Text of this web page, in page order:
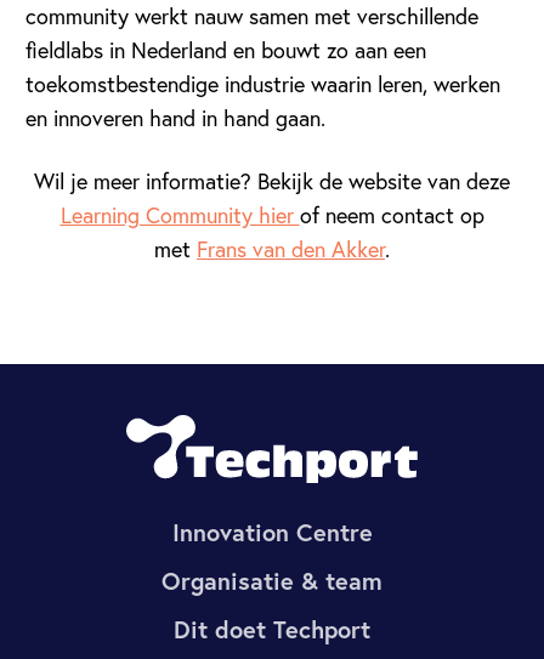
community werkt nauw samen met verschillende
fieldlabs in Nederland en bouwt zo aan een
toekomstbestendige industrie waarin leren, werken
en innoveren hand in hand gaan.
Wil je meer informatie? Bekijk de website van deze
Learning Community hier of neem contact op
met Frans van den Akker.
Innovation Centre
Organisatie & team
Dit doet Techport